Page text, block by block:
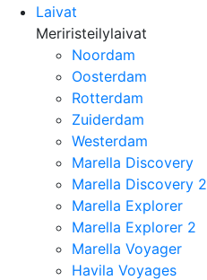
Laivat
Meriristeilylaivat
Noordam
Oosterdam
Rotterdam
Zuiderdam
Westerdam
Marella Discovery
Marella Discovery 2
Marella Explorer
Marella Explorer 2
Marella Voyager
Havila Voyages